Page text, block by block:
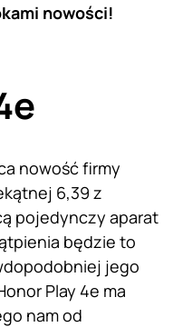
nowości!
nowość firmy
6,39 z
pojedynczy aparat
będzie to
jego
Play 4e ma
nam od